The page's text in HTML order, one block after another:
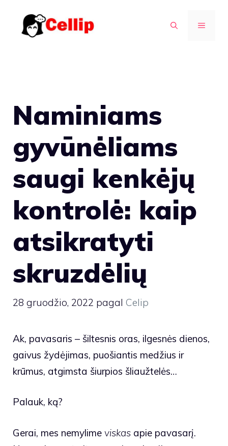
turinio
MENIU
Naminiams
gyvūnėliams
saugi kenkėjų
kontrolė: kaip
atsikratyti
skruzdėlių
28 gruodžio, 2022 pagal Celip
Ak, pavasaris – šiltesnis oras, ilgesnės dienos,
gaivus žydėjimas, puošiantis medžius ir
krūmus, atgimsta šiurpios šliaužtelės…
Palauk, ką?
Gerai, mes nemylime viskas apie pavasarį.